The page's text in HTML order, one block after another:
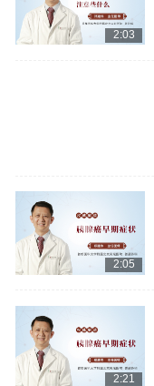
2:03
2:05
2:21